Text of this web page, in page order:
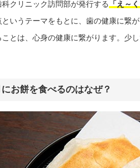
科クリニック訪問部が発行する「え～
いうテーマをもとに、歯の健康に繋
とは、心身の健康に繋がります。少
お餅を食べるのはなぜ？